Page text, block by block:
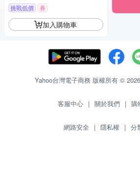
挑戰低價 券
加入購物車
Yahoo台灣電子商務 版權所有 ©
客服中心 | 關於我們 | 購
網路安全 | 隱私權 | 分